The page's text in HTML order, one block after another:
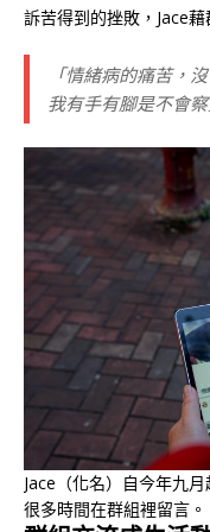
訴苦得到的挫敗，Jace
「情緒病的痛苦，
我有手有腳是不會
Jace（化名）自今年九
很多時間在群組裡留言。